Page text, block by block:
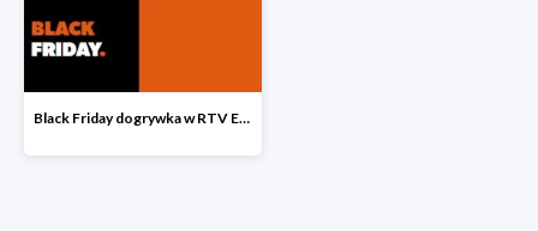
Black Friday dogrywka w RTV EURO AGD